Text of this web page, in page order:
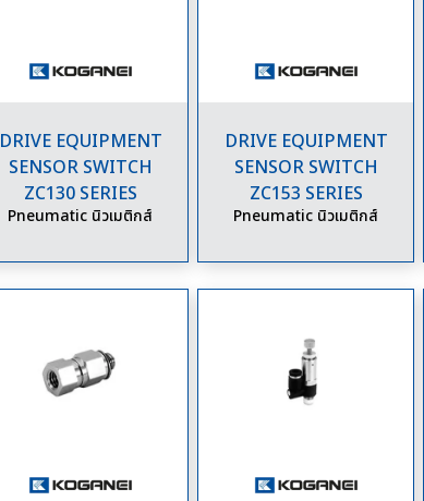
DRIVE EQUIPMENT
SENSOR SWITCH
ZC130 SERIES
Pneumatic นิวเมติกส์
DRIVE EQUIPMENT
SENSOR SWITCH
ZC153 SERIES
Pneumatic นิวเมติกส์